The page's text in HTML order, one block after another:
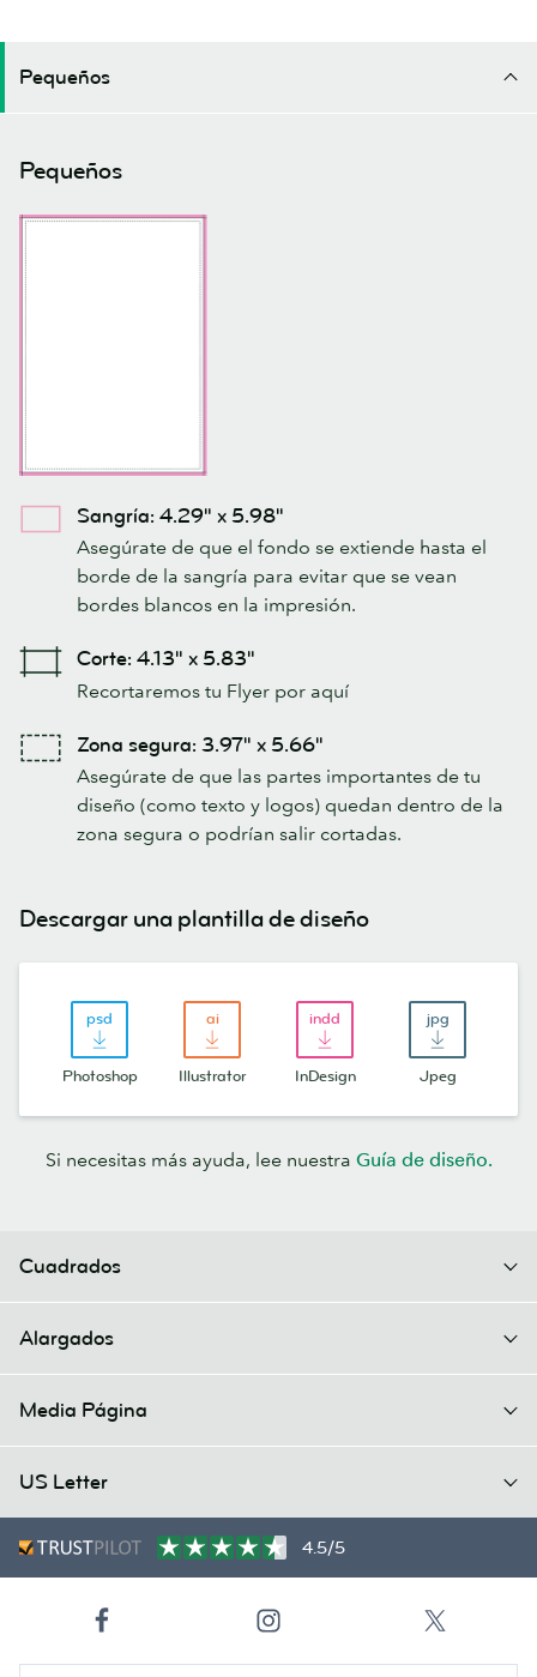
Pequeños
Pequeños
Sangría: 4.29" x 5.98"
Asegúrate de que el fondo se extiende hasta el
borde de la sangría para evitar que se vean
bordes blancos en la impresión.
Corte: 4.13" x 5.83"
Recortaremos tu Flyer por aquí
Zona segura: 3.97" x 5.66"
Asegúrate de que las partes importantes de tu
diseño (como texto y logos) quedan dentro de la
zona segura o podrían salir cortadas.
Descargar una plantilla de diseño
Photoshop Illustrator InDesign Jpeg
Si necesitas más ayuda, lee nuestra Guía de diseño.
Cuadrados
Alargados
Media Página
US Letter
4.5/5